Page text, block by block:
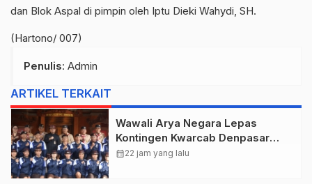
dan Blok Aspal di pimpin oleh Iptu Dieki Wahydi, SH.
(Hartono/ 007)
Penulis: Admin
ARTIKEL TERKAIT
Wawali Arya Negara Lepas
Kontingen Kwarcab Denpasar
Menuju Jambore Nasional XII
calendar_month22 jam yang lalu